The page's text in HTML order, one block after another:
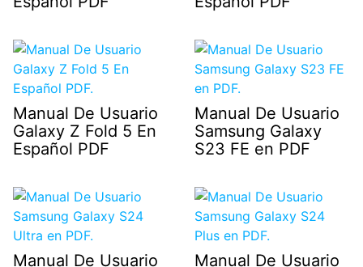
Manual De Usuario
Galaxy Z Fold 5 En
Español PDF
Manual De Usuario
Samsung Galaxy
S23 FE en PDF
Manual De Usuario Manual De Usuario